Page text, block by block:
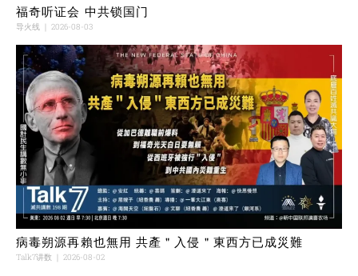
福奇听证会 中共锁国门
导火线 2026-08-03
病毒朔源再賴也無用 共產＂入侵＂東西方已成災難
Talk7讲数 2026-08-02